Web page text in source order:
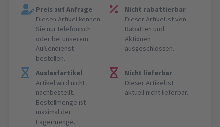
Preis auf Anfrage
Diesen Artikel können
Sie nur telefonisch
oder bei unserem
Außendienst
bestellen.
Nicht rabattierbar
Dieser Artikel ist von
Rabatten und
Aktionen
ausgeschlossen.
Auslaufartikel
Artikel wird nicht
nachbestellt.
Bestellmenge ist
maximal der
Lagermenge.
Nicht lieferbar
Dieser Artikel ist
aktuell nicht lieferbar.